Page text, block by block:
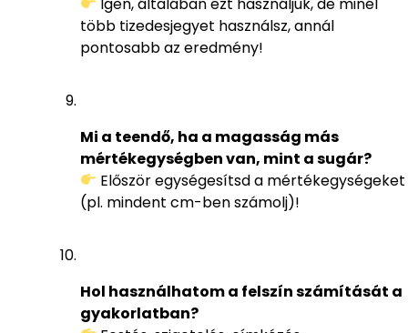
több tizedesjegyet használsz, annál
pontosabb az eredmény!
Mi a teendő, ha a magasság más
mértékegységben van, mint a sugár?
Először egységesítsd a mértékegységeket
(pl. mindent cm-ben számolj)!
Hol használhatom a felszín számítását a
gyakorlatban?